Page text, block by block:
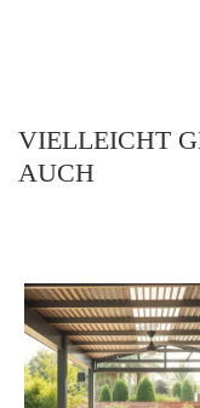
VIELLEICHT
AUCH